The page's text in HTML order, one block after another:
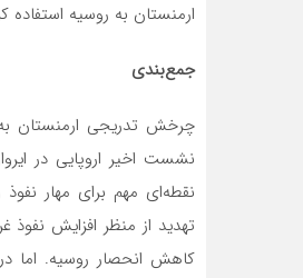
ارمنستان به روسیه استفاده
جمع‌بندی
چرخش تدریجی ارمنستان
نشست اخیر اروپایی در
نقطه‌ای مهم برای مهار
تهدید از منظر افزایش
کاهش انحصار روسیه. اما